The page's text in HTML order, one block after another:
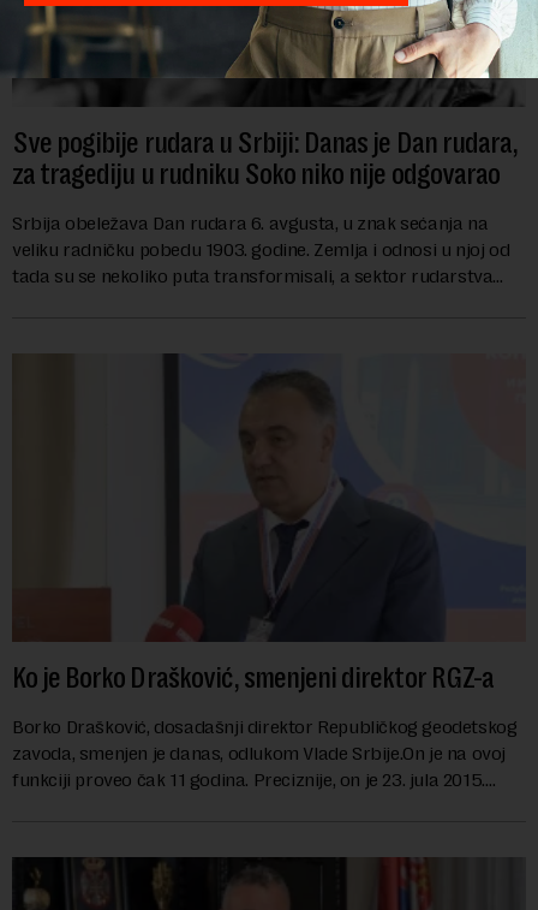
Sve pogibije rudara u Srbiji: Danas je Dan rudara,
za tragediju u rudniku Soko niko nije odgovarao
Srbija obeležava Dan rudara 6. avgusta, u znak sećanja na
veliku radničku pobedu 1903. godine. Zemlja i odnosi u njoj od
tada su se nekoliko puta transformisali, a sektor rudarstva
Ko je Borko Drašković, smenjeni direktor RGZ-a
Borko Drašković, dosadašnji direktor Republičkog geodetskog
zavoda, smenjen je danas, odlukom Vlade Srbije.On je na ovoj
funkciji proveo čak 11 godina. Preciznije, on je 23. jula 2015.